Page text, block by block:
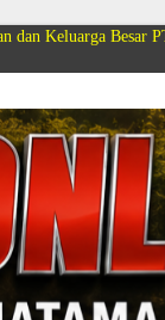
PT Cakrawala